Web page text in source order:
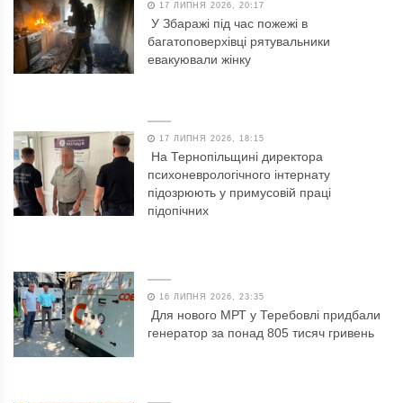
17 ЛИПНЯ 2026, 20:17
У Збаражі під час пожежі в
багатоповерхівці рятувальники
евакуювали жінку
17 ЛИПНЯ 2026, 18:15
На Тернопільщині директора
психоневрологічного інтернату
підозрюють у примусовій праці
підопічних
16 ЛИПНЯ 2026, 23:35
Для нового МРТ у Теребовлі придбали
генератор за понад 805 тисяч гривень